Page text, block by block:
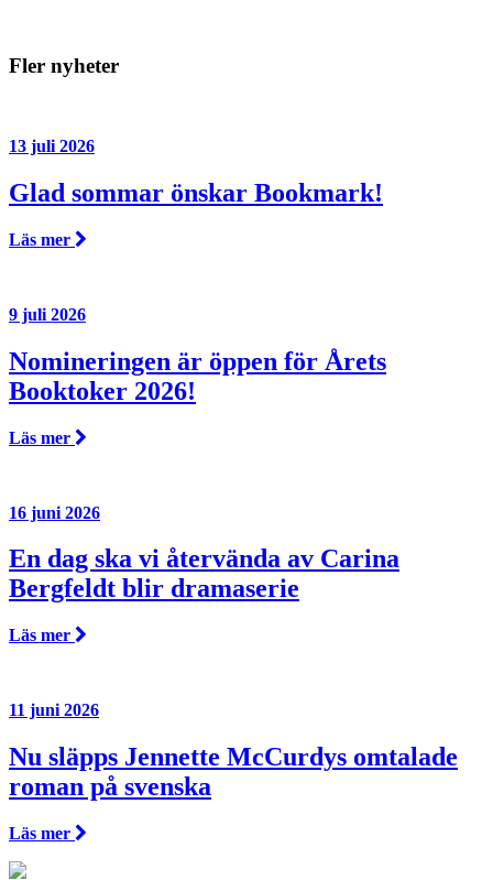
Fler nyheter
13 juli 2026
Glad sommar önskar Bookmark!
Läs mer
9 juli 2026
Nomineringen är öppen för Årets
Booktoker 2026!
Läs mer
16 juni 2026
En dag ska vi återvända av Carina
Bergfeldt blir dramaserie
Läs mer
11 juni 2026
Nu släpps Jennette McCurdys omtalade
roman på svenska
Läs mer